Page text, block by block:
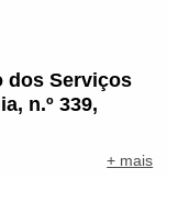
dos Serviços
n.º 339,
+ mais